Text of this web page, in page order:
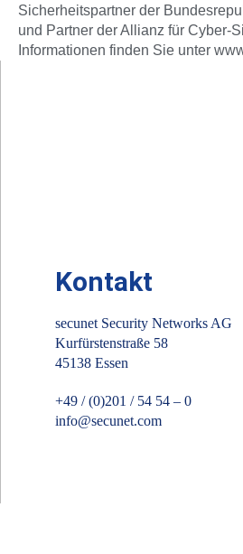
Sicherheitspartner der
und Partner der Allianz für Cyber-
Informationen finden Sie unter
Kontakt
secunet Security Networks AG
Kurfürstenstraße 58
45138 Essen
+49 / (0)201 / 54 54 – 0
info@secunet.com